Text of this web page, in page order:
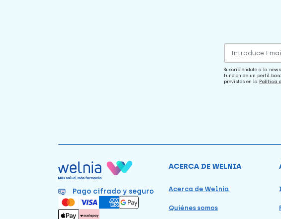
Suscribiéndote a la
función de un perfil
previstos en laPolítica
Pago cifrado y seguro
ACERCA DE WELNIA
Acerca de Welnia
Quiénes somos